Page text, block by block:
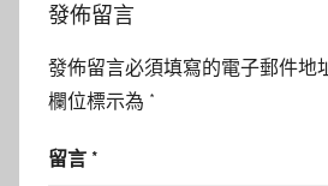
發佈留言
發佈留言必須填寫的電子郵件地
欄位標示為 *
留言 *